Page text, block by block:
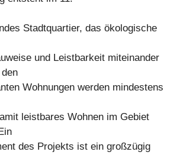
Stadtquartier, das ökologische
und Leistbarkeit miteinander
Wohnungen werden mindestens
leistbares Wohnen im Gebiet
des Projekts ist ein großzügig